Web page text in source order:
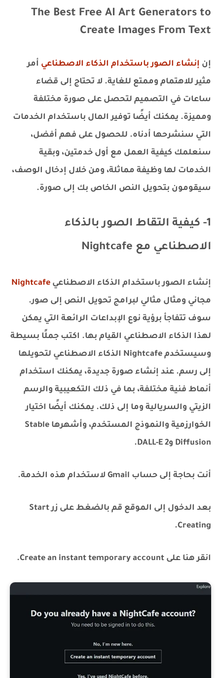
The Best Free AI Art Generators to
Create Images From Text
إن إنشاء الصور باستخدام الذكاء الاصطناعي أمر
مثير للاهتمام وممتع للغاية. لا تحتاج إلى قضاء
ساعات في التصميم لتحصل على صورة مختلفة
ومميزة. يمكنك أيضًا توفير المال باستخدام الخدمات
التي سنشرحها أدناه. للحصول على فهم أفضل،
سنعلمك كيفية العمل مع أول خدمتين، وبقية
الخدمات لها وظيفة مماثلة، ومن خلال إدخال الوصف،
سيقومون بتحويل النص الخاص بك إلى صورة.
1- كيفية التقاط الصور بالذكاء
الاصطناعي مع Nightcafe
إنشاء الصور باستخدام الذكاء الاصطناعي Nightcafe
مجاني ومثال مثالي لبرامج تحويل النص إلى صور.
سوف تتفاجأ برؤية نوع الإبداعات الرائعة التي يمكن
لهذا الذكاء الاصطناعي القيام بها. اكتب جملًا بسيطة
وسيستخدم Nightcafe الذكاء الاصطناعي لتحويلها
إلى رسم. عند إنشاء صورة جديدة، يمكنك استخدام
أنماط فنية مختلفة، بما في ذلك التكعيبية والرسم
الزيتي والسريالية وما إلى ذلك. يمكنك أيضًا اختيار
الخوارزمية والنموذج المستخدم، وأشهرها Stable
Diffusion وDALL-E 2.
أنت بحاجة إلى حساب Gmail لاستخدام هذه الخدمة.
بعد الدخول إلى الموقع قم بالضغط على زر Start
Creating.
انقر هنا على Create an instant temporary account.